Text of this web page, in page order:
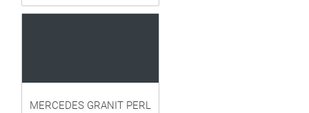
MERCEDES GRANIT PERL